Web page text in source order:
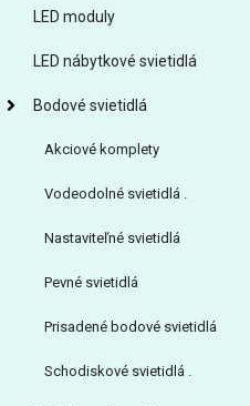
LED moduly
LED nábytkové svietidlá
Bodové svietidlá
Akciové komplety
Vodeodolné svietidlá .
Nastaviteľné svietidlá
Pevné svietidlá
Prisadené bodové svietidlá
Schodiskové svietidlá .